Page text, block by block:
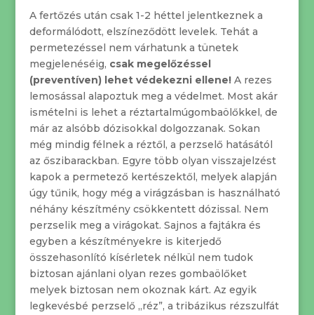
A fertőzés után csak 1-2 héttel jelentkeznek a
deformálódott, elszíneződött levelek. Tehát a
permetezéssel nem várhatunk a tünetek
megjelenéséig, csak megelőzéssel
(preventíven) lehet védekezni ellene!A rezes
lemosással alapoztuk meg a védelmet. Most akár
ismételni is lehet a réztartalmúgombaölőkkel, de
már az alsóbb dózisokkal dolgozzanak. Sokan
még mindig félnek a réztől, a perzselő hatásától
az őszibarackban. Egyre több olyan visszajelzést
kapok a permetező kertészektől, melyek alapján
úgy tűnik, hogy még a virágzásban is használható
néhány készítmény csökkentett dózissal. Nem
perzselik meg a virágokat. Sajnos a fajtákra és
egyben a készítményekre is kiterjedő
összehasonlító kísérletek nélkül nem tudok
biztosan ajánlani olyan rezes gombaölőket
melyek biztosan nem okoznak kárt. Az egyik
legkevésbé perzselő „réz”, a tribázikus rézszulfát